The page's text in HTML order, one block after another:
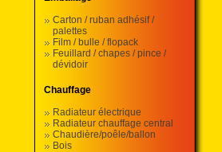
Carton / ruban adhésif /
palettes
Film / bulle / flopack
Feuillard / chapes / pince /
dévidoir
Chauffage
Radiateur électrique
Radiateur chauffage central
Chaudière/poêle/ballon
Bois